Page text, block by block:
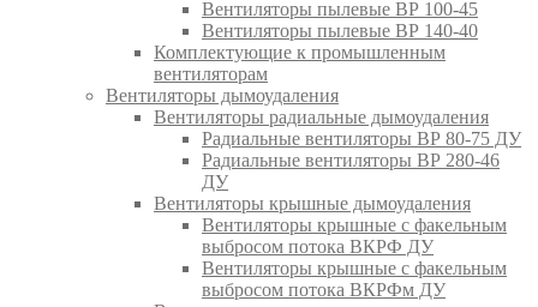
Вентиляторы пылевые ВР 100-45
Вентиляторы пылевые ВР 140-40
Комплектующие к промышленным
вентиляторам
Вентиляторы дымоудаления
Вентиляторы радиальные дымоудаления
Радиальные вентиляторы ВР 80-75 ДУ
Радиальные вентиляторы ВР 280-46
ДУ
Вентиляторы крышные дымоудаления
Вентиляторы крышные с факельным
выбросом потока ВКРФ ДУ
Вентиляторы крышные с факельным
выбросом потока ВКРФм ДУ